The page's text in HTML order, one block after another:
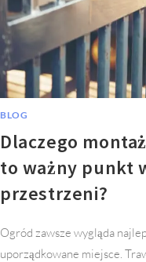
BLOG
Dlaczego
to ważny punkt
przestrzeni?
Ogród zawsze wygląda
uporządkowane miejsce.